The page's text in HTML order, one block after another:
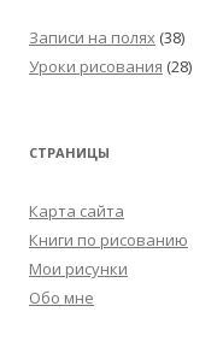
Записи на полях (38)
Уроки рисования (28)
СТРАНИЦЫ
Карта сайта
Книги по рисованию
Мои рисунки
Обо мне